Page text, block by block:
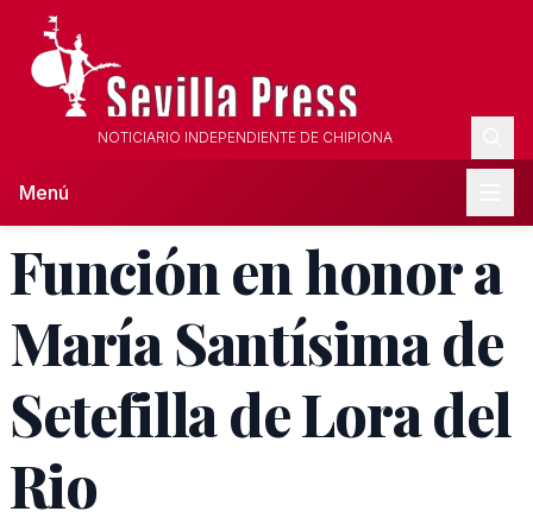
NOTICIARIO INDEPENDIENTE DE CHIPIONA
Menú
Función en honor a
María Santísima de
Setefilla de Lora del
Rio